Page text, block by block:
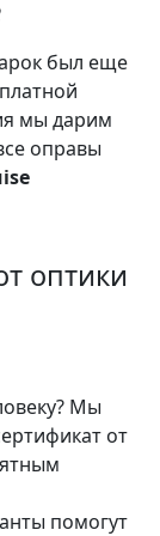
был еще
мы дарим
оправы
оптики
Мы
от
помогут